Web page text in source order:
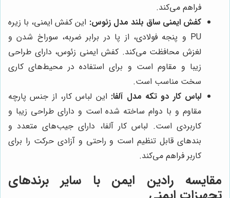
فراهم می‌کند.
کفش ایمنی ساق بلند مدل زئوس: این کفش ایمنی، با زیره
PU و پنجه فولادی، از پا در برابر ضربه، سوراخ شدن و
لغزش محافظت می‌کند. کفش ایمنی زئوس، دارای طراحی
زیبا و مقاوم است و برای استفاده در محیط‌های کاری
سخت مناسب است.
لباس کار دو تکه مدل آلفا: این لباس کار، از جنس پارچه
مقاوم و با دوام ساخته شده است و دارای طراحی زیبا و
کاربردی است. لباس کار آلفا، دارای جیب‌های متعدد و
بندهای قابل تنظیم است و راحتی و آزادی حرکت را برای
کاربر فراهم می‌کند.
مقایسه رادین ایمن با سایر برندهای